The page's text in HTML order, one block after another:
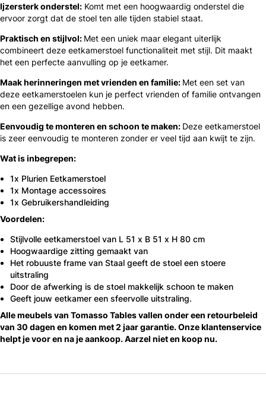
Ijzersterk onderstel: Komt met een hoogwaardig onderstel die
ervoor zorgt dat de stoel ten alle tijden stabiel staat.
Praktisch en stijlvol: Met een uniek maar elegant uiterlijk
combineert deze eetkamerstoel functionaliteit met stijl. Dit maakt
het een perfecte aanvulling op je eetkamer.
Maak herinneringen met vrienden en familie: Met een set van
deze eetkamerstoelen kun je perfect vrienden of familie ontvangen
en een gezellige avond hebben.
Eenvoudig te monteren en schoon te maken: Deze eetkamerstoel
is zeer eenvoudig te monteren zonder er veel tijd aan kwijt te zijn.
Wat is inbegrepen:
1x Plurien Eetkamerstoel
1x Montage accessoires
1x Gebruikershandleiding
Voordelen:
Stijlvolle eetkamerstoel van L 51 x B 51 x H 80 cm
Hoogwaardige zitting gemaakt van
Het robuuste frame van Staal geeft de stoel een stoere
uitstraling
Door de afwerking is de stoel makkelijk schoon te maken
Geeft jouw eetkamer een sfeervolle uitstraling.
Alle meubels van Tomasso Tables vallen onder een retourbeleid
van 30 dagen en komen met 2 jaar garantie. Onze klantenservice
helpt je voor en na je aankoop. Aarzel niet en koop nu.